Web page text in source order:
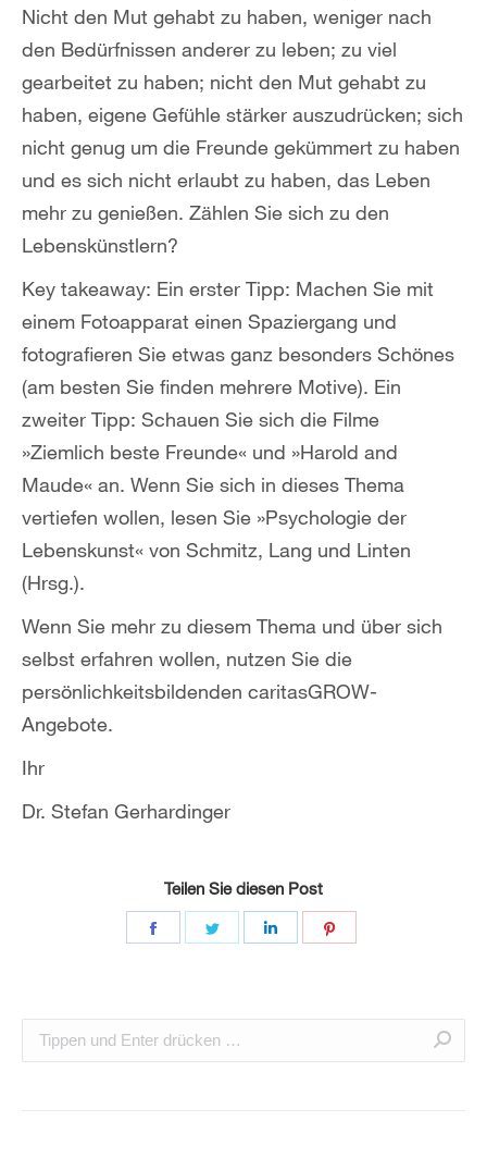
Nicht den Mut gehabt zu haben, weniger nach
den Bedürfnissen anderer zu leben; zu viel
gearbeitet zu haben; nicht den Mut gehabt zu
haben, eigene Gefühle stärker auszudrücken; sich
nicht genug um die Freunde gekümmert zu haben
und es sich nicht erlaubt zu haben, das Leben
mehr zu genießen. Zählen Sie sich zu den
Lebenskünstlern?
Key takeaway: Ein erster Tipp: Machen Sie mit
einem Fotoapparat einen Spaziergang und
fotografieren Sie etwas ganz besonders Schönes
(am besten Sie finden mehrere Motive). Ein
zweiter Tipp: Schauen Sie sich die Filme
»Ziemlich beste Freunde« und »Harold and
Maude« an. Wenn Sie sich in dieses Thema
vertiefen wollen, lesen Sie »Psychologie der
Lebenskunst« von Schmitz, Lang und Linten
(Hrsg.).
Wenn Sie mehr zu diesem Thema und über sich
selbst erfahren wollen, nutzen Sie die
persönlichkeitsbildenden caritasGROW-
Angebote.
Ihr
Dr. Stefan Gerhardinger
Teilen Sie diesen Post